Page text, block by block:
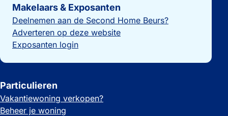
Makelaars & Exposanten
Deelnemen aan de Second Home Beurs?
Adverteren op deze website
Exposanten login
Particulieren
Vakantiewoning verkopen?
Beheer je woning